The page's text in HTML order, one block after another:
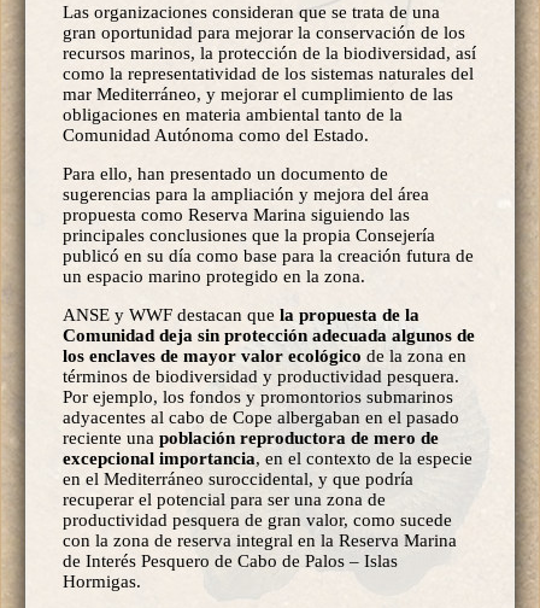
Las organizaciones consideran que se trata de una
gran oportunidad para mejorar la conservación de los
recursos marinos, la protección de la biodiversidad, así
como la representatividad de los sistemas naturales del
mar Mediterráneo, y mejorar el cumplimiento de las
obligaciones en materia ambiental tanto de la
Comunidad Autónoma como del Estado.
Para ello, han presentado un documento de
sugerencias para la ampliación y mejora del área
propuesta como Reserva Marina siguiendo las
principales conclusiones que la propia Consejería
publicó en su día como base para la creación futura de
un espacio marino protegido en la zona.
ANSE y WWF destacan que la propuesta de la
Comunidad deja sin protección adecuada algunos de
los enclaves de mayor valor ecológico de la zona en
términos de biodiversidad y productividad pesquera.
Por ejemplo, los fondos y promontorios submarinos
adyacentes al cabo de Cope albergaban en el pasado
reciente una población reproductora de mero de
excepcional importancia, en el contexto de la especie
en el Mediterráneo suroccidental, y que podría
recuperar el potencial para ser una zona de
productividad pesquera de gran valor, como sucede
con la zona de reserva integral en la Reserva Marina
de Interés Pesquero de Cabo de Palos – Islas
Hormigas.